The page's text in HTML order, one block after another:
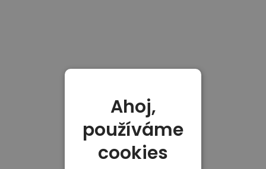
Ahoj,
používáme
cookies